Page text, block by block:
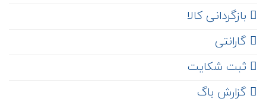
‌ بازگردانی کالا
گارانتی
ثبت شکایت
‌ گزارش باگ